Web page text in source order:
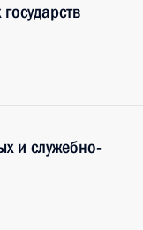
и служебно-